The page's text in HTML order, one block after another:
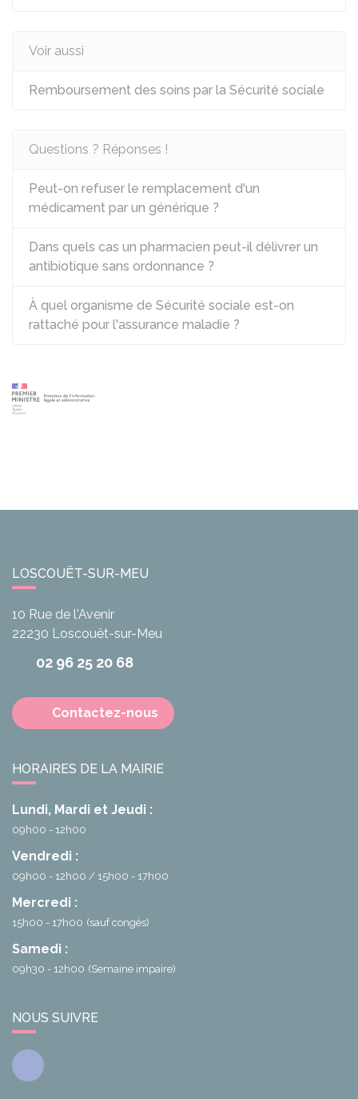
Voir aussi
Remboursement des soins par la Sécurité sociale
Questions ? Réponses !
Peut-on refuser le remplacement d'un
médicament par un générique ?
Dans quels cas un pharmacien peut-il délivrer un
antibiotique sans ordonnance ?
À quel organisme de Sécurité sociale est-on
rattaché pour l'assurance maladie ?
LOSCOUËT-SUR-MEU
10 Rue de l'Avenir
22230 Loscouët-sur-Meu
02 96 25 20 68
Contactez-nous
HORAIRES DE LA MAIRIE
Lundi, Mardi et Jeudi :
09h00 - 12h00
Vendredi :
09h00 - 12h00 15h00 - 17h00
Mercredi :
15h00 - 17h00 (sauf congés)
Samedi :
09h30 - 12h00 (Semaine impaire)
NOUS SUIVRE
Facebook